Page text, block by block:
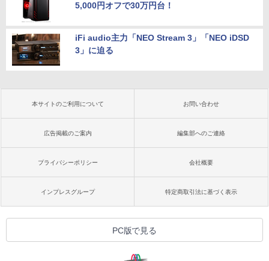
5,000円オフで30万円台！
iFi audio主力「NEO Stream 3」「NEO iDSD
3」に迫る
本サイトのご利用について お問い合わせ
広告掲載のご案内 編集部へのご連絡
プライバシーポリシー 会社概要
インプレスグループ 特定商取引法に基づく表示
PC版で見る